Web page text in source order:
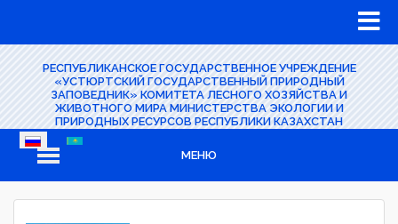
РЕСПУБЛИКАНСКОЕ ГОСУДАРСТВЕННОЕ УЧРЕЖДЕНИЕ
«УСТЮРТСКИЙ ГОСУДАРСТВЕННЫЙ ПРИРОДНЫЙ
ЗАПОВЕДНИК» КОМИТЕТА ЛЕСНОГО ХОЗЯЙСТВА И
ЖИВОТНОГО МИРА МИНИСТЕРСТВА ЭКОЛОГИИ И
ПРИРОДНЫХ РЕСУРСОВ РЕСПУБЛИКИ КАЗАХСТАН
МЕНЮ